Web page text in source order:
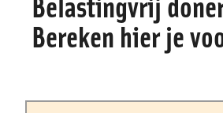
Bereken hier je